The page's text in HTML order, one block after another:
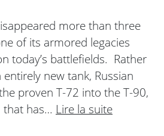
more than three
of its armored legacies
today’s battlefields. Rather
new tank, Russian
proven T-72 into the T-90,
that has… Lire la suite